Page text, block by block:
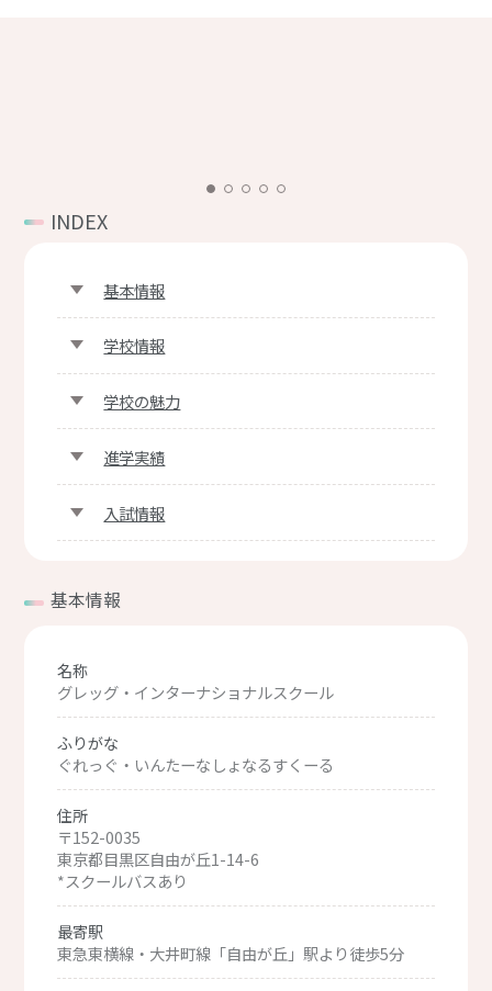
INDEX
基本情報
学校情報
学校の魅力
進学実績
入試情報
基本情報
名称
グレッグ・インターナショナルスクール
ふりがな
ぐれっぐ・いんたーなしょなるすくーる
住所
〒152-0035
東京都目黒区自由が丘1-14-6
*スクールバスあり
最寄駅
東急東横線・大井町線「自由が丘」駅より徒歩5分